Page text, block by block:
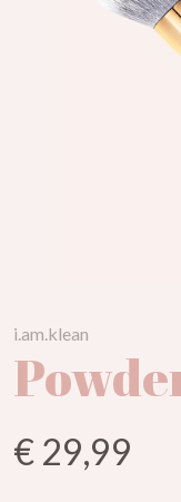
i.am.klean
€ 29,99